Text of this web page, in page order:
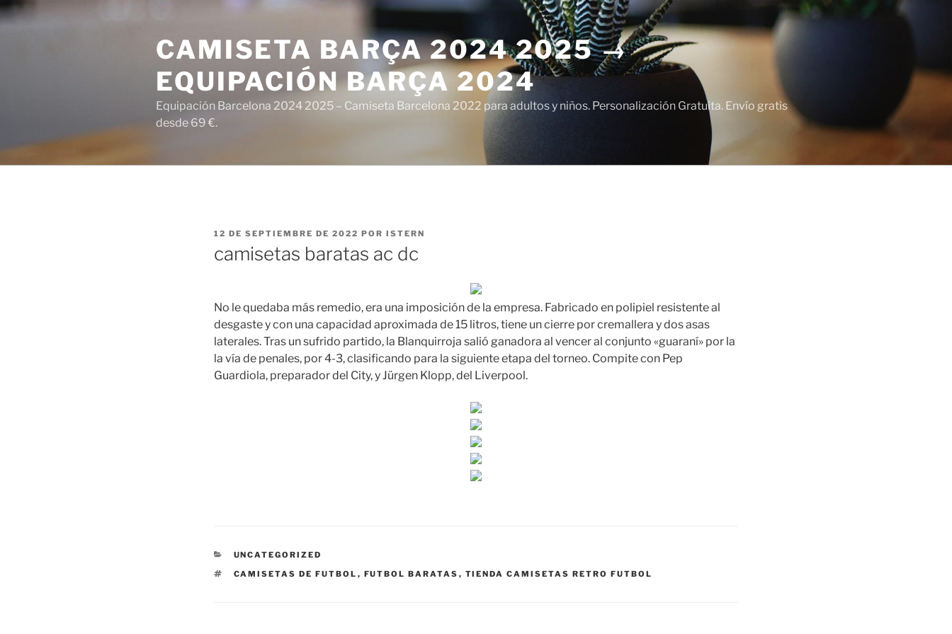
Saltar
al
CAMISETA BARÇA 2024 2025 →
EQUIPACIÓN BARÇA 2024
Equipación Barcelona 2024 2025 – Camiseta Barcelona 2022 para adultos y niños. Personalización Gratuita. Envío gratis
desde 69 €.
PUBLICADO
12 DE SEPTIEMBRE DE 2022 POR ISTERN
camisetas baratas ac dc
No le quedaba más remedio, era una imposición de la empresa. Fabricado en polipiel resistente al
desgaste y con una capacidad aproximada de 15 litros, tiene un cierre por cremallera y dos asas
laterales. Tras un sufrido partido, la Blanquirroja salió ganadora al vencer al conjunto «guaraní» por la
la vía de penales, por 4-3, clasificando para la siguiente etapa del torneo. Compite con Pep
Guardiola, preparador del City, y Jürgen Klopp, del Liverpool.
CATEGORÍAS
UNCATEGORIZED
ETIQUETAS
CAMISETAS DE FUTBOL , FUTBOL BARATAS , TIENDA CAMISETAS RETRO FUTBOL